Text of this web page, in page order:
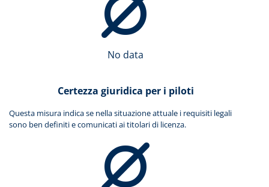
No data
Certezza giuridica per i piloti
Questa misura indica se nella situazione attuale i requisiti legali
sono ben definiti e comunicati ai titolari di licenza.